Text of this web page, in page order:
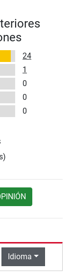
24
1
0
0
0
Idioma